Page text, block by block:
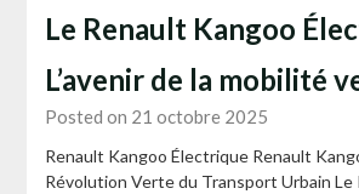
Le Renault Kangoo
L’avenir de la mobilité
Posted on 21 octobre 2025
Renault Kangoo Électrique Renault
Révolution Verte du Transport Urbain Le